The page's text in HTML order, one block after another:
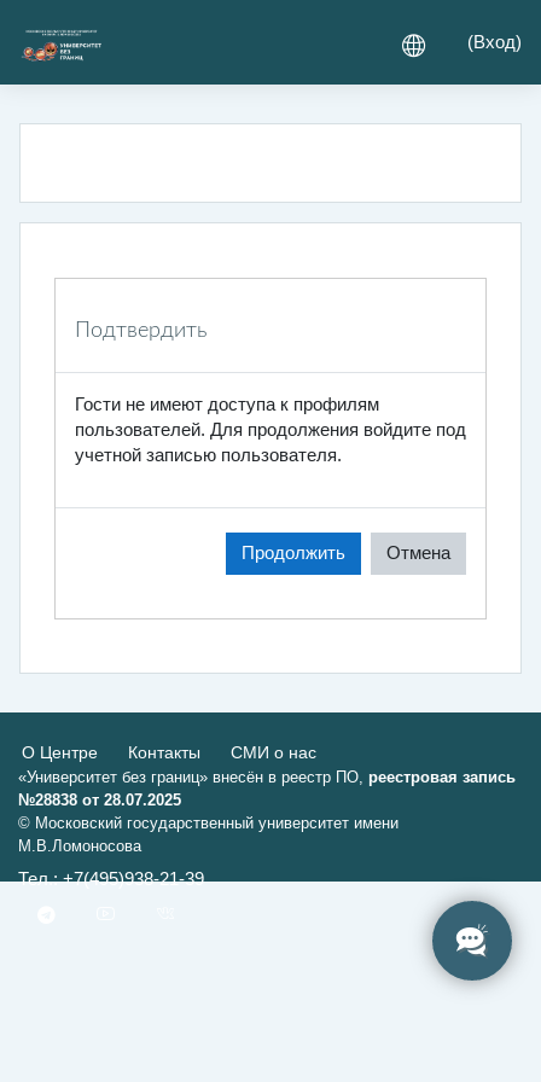
(Вход)
Подтвердить
Гости не имеют доступа к профилям
пользователей. Для продолжения войдите под
учетной записью пользователя.
Продолжить Отмена
О Центре Контакты СМИ о нас
«Университет без границ» внесён в реестр ПО, реестровая запись
№28838 от 28.07.2025
© Московский государственный университет имени
М.В.Ломоносова
Тел.: +7(495)938-21-39